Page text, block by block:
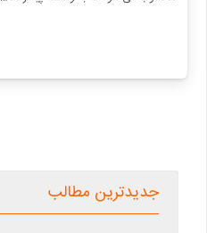
جدیدترین مطالب